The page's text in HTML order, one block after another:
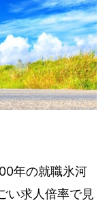
年の就職氷河
い求人倍率で見